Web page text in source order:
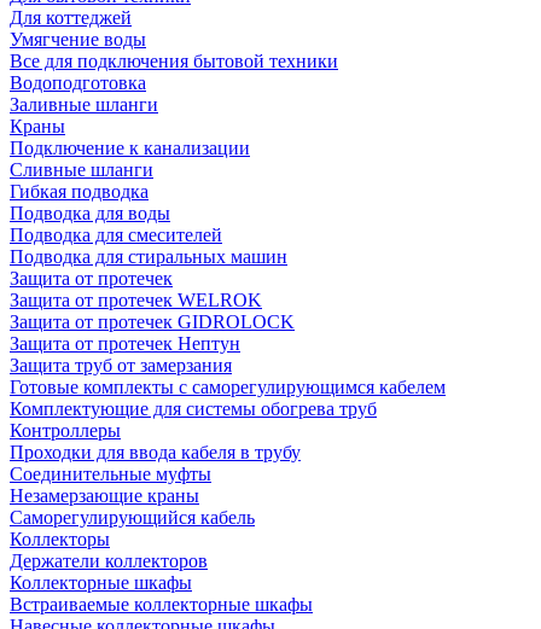
Для коттеджей
Умягчение воды
Все для подключения бытовой техники
Водоподготовка
Заливные шланги
Краны
Подключение к канализации
Сливные шланги
Гибкая подводка
Подводка для воды
Подводка для смесителей
Подводка для стиральных машин
Защита от протечек
Защита от протечек WELROK
Защита от протечек GIDROLOCK
Защита от протечек Нептун
Защита труб от замерзания
Готовые комплекты с саморегулирующимся кабелем
Комплектующие для системы обогрева труб
Контроллеры
Проходки для ввода кабеля в трубу
Соединительные муфты
Незамерзающие краны
Саморегулирующийся кабель
Коллекторы
Держатели коллекторов
Коллекторные шкафы
Встраиваемые коллекторные шкафы